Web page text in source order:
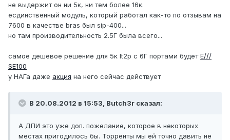
не выдержит он ни 5к, ни тем более 16к.
есдинственный модуль, который работал как-то по отзывам на
7600 в качестве bras был sip-400...
но там производительность 2.5Г была всего...
самое дешевое решение для 5к lt2p с 6Г портами будетE///
SE100
у НАГа даже акция на него сейчас действует
В 20.08.2012 в 15:53, Butch3r сказал:
А ДПИ это уже доп. пожелание, которое в некоторых
местах пригодилось бы. Торренты мы ей точно давить не